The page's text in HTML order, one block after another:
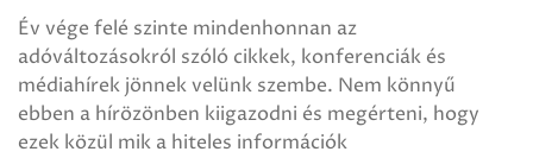
Év vége felé szinte mindenhonnan az
adóváltozásokról szóló cikkek, konferenciák és
médiahírek jönnek velünk szembe. Nem könnyű
ebben a hírözönben kiigazodni és megérteni, hogy
ezek közül mik a hiteles információk